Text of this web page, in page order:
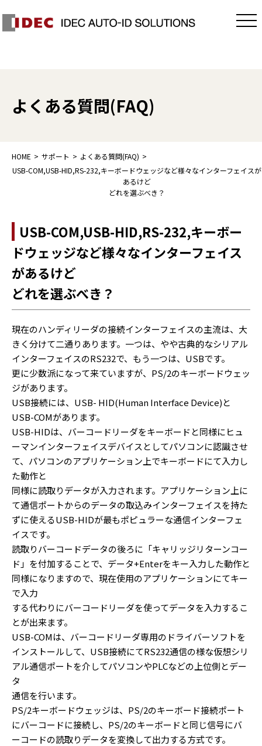
よくある質問(FAQ)
HOME サポート
よくある質問(FAQ)
USB-COM,USB-HID,RS-232,キーボードウェッジなど様々なインターフェイスが
あるけど
どれを選ぶべき？
USB-COM,USB-HID,RS-232,キーボー
ドウェッジなど様々なインターフェイス
があるけど
どれを選ぶべき？
現在のハンディリーダの接続インターフェイスの主流は、大
きく分けて二通りあります。一つは、やや古典的なシリアル
インターフェイスのRS232で、もう一つは、USBです。
更に少数派になって来ていますが、PS/2のキーボードウェッ
ジがあります。
USB接続には、USB- HID(Human Interface Device)と
USB-COMがあります。
USB-HIDは、バーコードリーダをキーボードと同様にヒュ
ーマンインターフェイスデバイスとしてパソコンに認識させ
て、パソコンのアプリケーション上でキーボードにて入力し
た動作と
同様に読取りデータが入力されます。アプリケーション上に
て通信ポートからのデータの取込みインターフェイスを持た
ずに使えるUSB-HIDが最もポピュラーな通信インターフェ
イスです。
読取りバーコードデータの後ろに「キャリッジリターンコー
ド」を付加することで、データ+Enterをキー入力した動作と
同様になりますので、現在使用のアプリケーションにてキー
で入力
する代わりにバーコードリーダを使ってデータを入力するこ
とが出来ます。
USB-COMは、バーコードリーダ専用のドライバーソフトを
インストールして、USB接続にてRS232通信の様な仮想シリ
アル通信ポートを介してパソコンやPLCなどの上位側とデー
タ
通信を行います。
PS/2キーボードウェッジは、PS/2のキーボード接続ポート
にバーコードに接続し、PS/2のキーボードと同じ信号にバ
ーコードの読取りデータを変換して出力する方式です。